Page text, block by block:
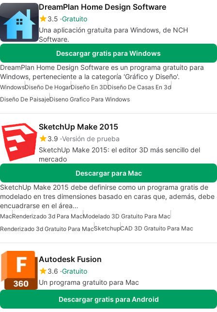
DreamPlan Home Design Software
3.5 Gratuito
Una aplicación gratuita para Windows, de NCH
Software.
Descargar gratis para Windows
DreamPlan Home Design Software es un programa gratuito para
Windows, perteneciente a la categoría 'Gráfico y Diseño'.
WindowsDiseño De HogarDiseño En 3DDiseño De Casas En 3d
Diseño De PaisajeDiseno Grafico Para Windows
SketchUp Make 2015
3.9 Versión de prueba
SketchUp Make 2015: el editor 3D más sencillo del
mercado
Descargar para Mac
SketchUp Make 2015 debe definirse como un programa gratis de
modelado en tres dimensiones basado en caras que, además, debe
encuadrarse en el área…
MacRenderizado 3d Para MacModelado 3D Gratuito Para Mac
Renderizado 3d Gratuito Para MacSketchupCAD 3D Gratuito Para Mac
Autodesk Fusion
3.6 Gratuito
Un programa gratuito para Mac
Descargar gratis para Android